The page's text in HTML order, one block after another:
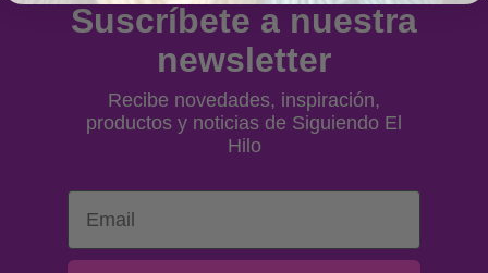
Suscríbete a nuestra
newsletter
Recibe novedades, inspiración,
productos y noticias de Siguiendo El
Hilo
Email